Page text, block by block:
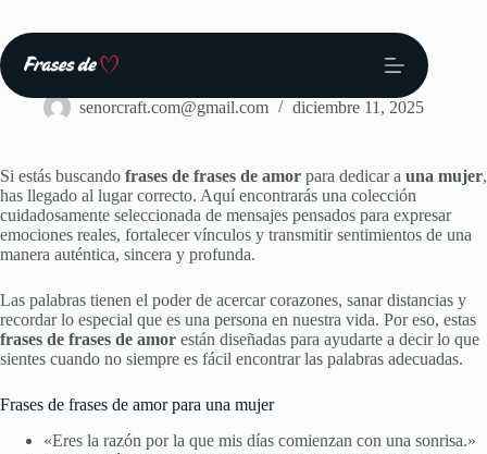
contenido
Frases
senorcraft.com@gmail.com diciembre 11, 2025
Si estás buscando frases de frases de amor para dedicar a una mujer,
has llegado al lugar correcto. Aquí encontrarás una colección
cuidadosamente seleccionada de mensajes pensados para expresar
emociones reales, fortalecer vínculos y transmitir sentimientos de una
manera auténtica, sincera y profunda.
Las palabras tienen el poder de acercar corazones, sanar distancias y
recordar lo especial que es una persona en nuestra vida. Por eso, estas
frases de frases de amor están diseñadas para ayudarte a decir lo que
sientes cuando no siempre es fácil encontrar las palabras adecuadas.
Frases de frases de amor para una mujer
«Eres la razón por la que mis días comienzan con una sonrisa.»